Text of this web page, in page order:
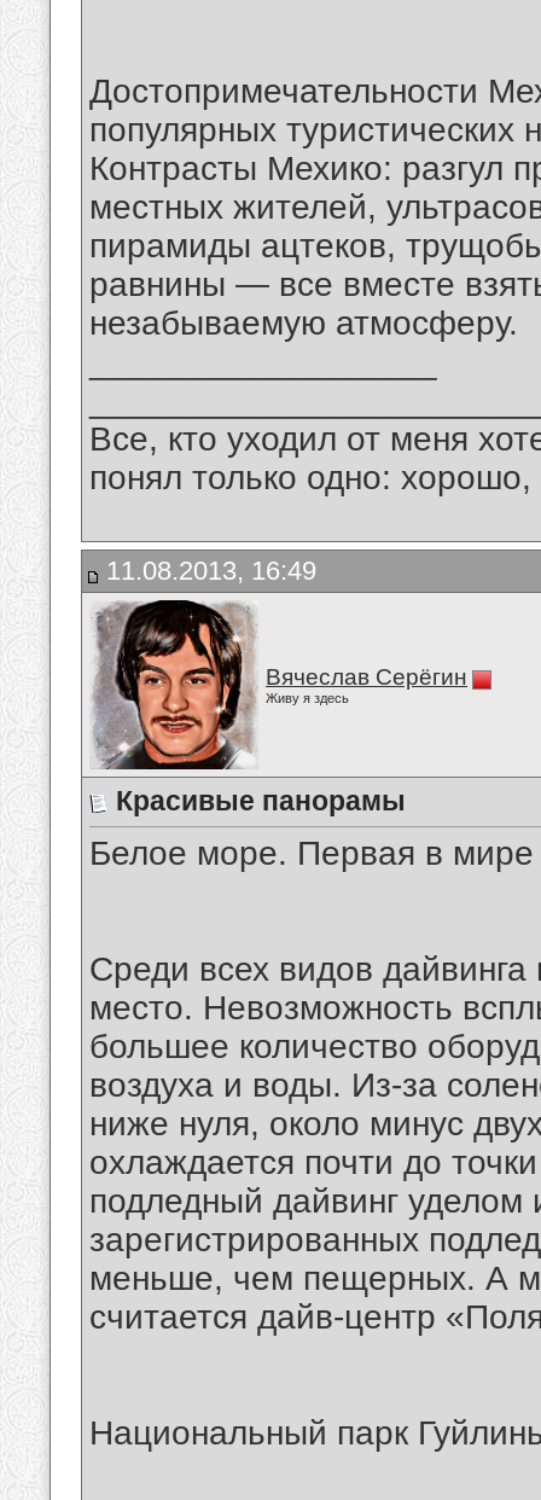
Достопримечательности
популярных
Контрасты Мехико: разгул
местных жителей,
пирамиды ацтеков,
равнины — все вместе
незабываемую атмосферу.
Все, кто уходил от меня
понял только одно:
11.08.2013, 16:49
Вячеслав Серёгин
Живу я здесь
Красивые панорамы
Белое море. Первая в
Среди всех видов
место. Невозможность
большее количество
воздуха и воды. Из-за
ниже нуля, около минус
охлаждается почти до
подледный дайвинг уделом
зарегистрированных
меньше, чем пещерных. А
считается дайв-центр
Национальный парк